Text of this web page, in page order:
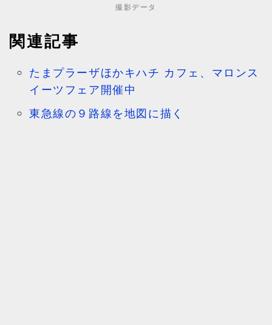
撮影データ
関連記事
たまプラーザほかキハチ カフェ、マロンス
イーツフェア開催中
東急線の９路線を地図に描く